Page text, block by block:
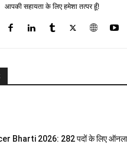
आपकी सहायता के लिए हमेशा तत्पर हूँ!
Bharti 2026: 282 पदों के लिए